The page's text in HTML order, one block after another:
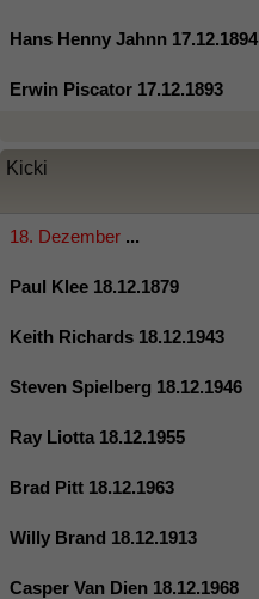
Hans Henny Jahnn 17.12.1894
Erwin Piscator 17.12.1893
Kicki
18. Dezember ...
Paul Klee 18.12.1879
Keith Richards 18.12.1943
Steven Spielberg 18.12.1946
Ray Liotta 18.12.1955
Brad Pitt 18.12.1963
Willy Brand 18.12.1913
Casper Van Dien 18.12.1968